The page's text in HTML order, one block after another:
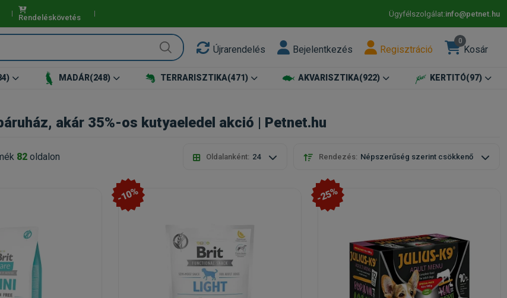
Rendeléskövetés Ügyfélszolgálat:info@petnet.hu
Újrarendelés Bejelentkezés Regisztráció
0
Kosár
MADÁR(248) TERRARISZTIKA(471) AKVARISZTIKA(922) KERTITÓ(97)
akár 35%-os kutyaeledel akció | Petnet.hu
82 oldalon Oldalanként: 24 Rendezés: Népszerűség szerint csökkenő
-10% -25%